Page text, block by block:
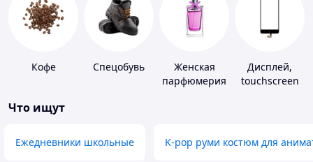
Кофе Спецобувь
Женская
парфюмерия
Дисплей,
touchscreen
Что ищут
Ежедневники школьные K-pop руми костюм для